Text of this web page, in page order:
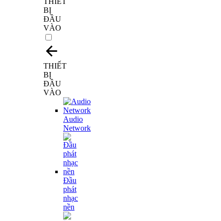
BỊ
ĐẦU
VÀO
THIẾT
BỊ
ĐẦU
VÀO
Audio
Network
Đầu
phát
nhạc
nền